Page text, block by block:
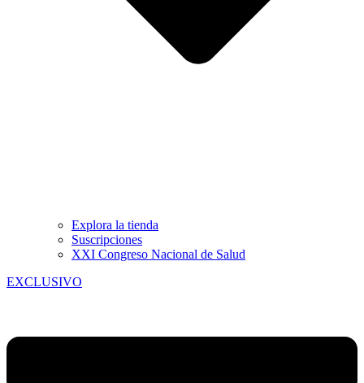
Explora la tienda
Suscripciones
XXI Congreso Nacional de Salud
EXCLUSIVO